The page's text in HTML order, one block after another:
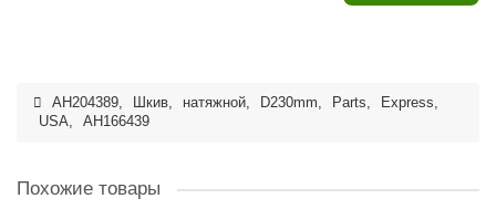
AH204389, Шкив, натяжной, D230mm, Parts, Express,
USA, AH166439
Похожие товары